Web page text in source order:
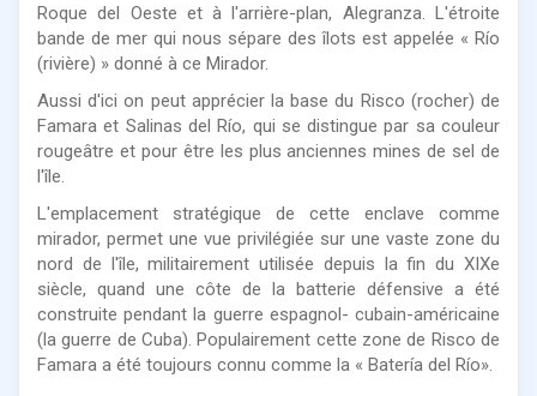
Roque del Oeste et à l'arrière-plan, Alegranza. L'étroite
bande de mer qui nous sépare des îlots est appelée « Río
(rivière) » donné à ce Mirador.
Aussi d'ici on peut apprécier la base du Risco (rocher) de
Famara et Salinas del Río, qui se distingue par sa couleur
rougeâtre et pour être les plus anciennes mines de sel de
l'île.
L'emplacement stratégique de cette enclave comme
mirador, permet une vue privilégiée sur une vaste zone du
nord de l'île, militairement utilisée depuis la fin du XIXe
siècle, quand une côte de la batterie défensive a été
construite pendant la guerre espagnol- cubain-américaine
(la guerre de Cuba). Populairement cette zone de Risco de
Famara a été toujours connu comme la « Batería del Río».